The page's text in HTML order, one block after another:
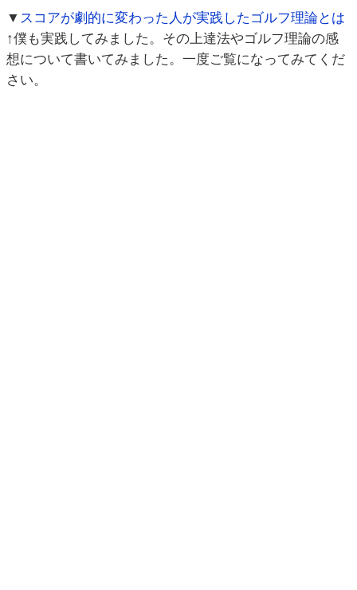
▼ スコアが劇的に変わった人が実践したゴルフ理論とは
↑僕も実践してみました。その上達法やゴルフ理論の感
想について書いてみました。一度ご覧になってみてくだ
さい。